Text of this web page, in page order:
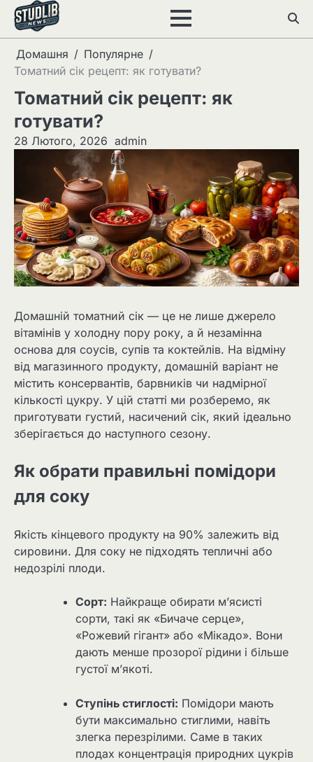
Перейти
вмісту
Домашня
Популярне
Томатний сік рецепт: як готувати?
Томатний сік рецепт: як
готувати?
28 Лютого, 2026 admin
Домашній томатний сік — це не лише джерело
вітамінів у холодну пору року, а й незамінна
основа для соусів, супів та коктейлів. На відміну
від магазинного продукту, домашній варіант не
містить консервантів, барвників чи надмірної
кількості цукру. У цій статті ми розберемо, як
приготувати густий, насичений сік, який ідеально
зберігається до наступного сезону.
Як обрати правильні помідори
для соку
Якість кінцевого продукту на 90% залежить від
сировини. Для соку не підходять тепличні або
недозрілі плоди.
Сорт: Найкраще обирати м’ясисті
сорти, такі як «Бичаче серце»,
«Рожевий гігант» або «Мікадо». Вони
дають менше прозорої рідини і більше
густої м’якоті.
Ступінь стиглості: Помідори мають
бути максимально стиглими, навіть
злегка перезрілими. Саме в таких
плодах концентрація природних цукрів